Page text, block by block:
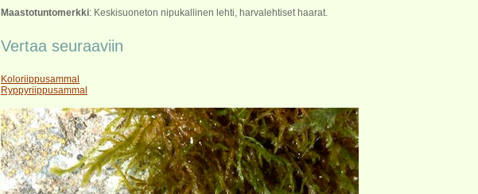
Maastotuntomerkki: Keskisuoneton nipukallinen lehti, harvalehtiset haarat.
Vertaa seuraaviin
Koloriippusammal
Ryppyriippusammal